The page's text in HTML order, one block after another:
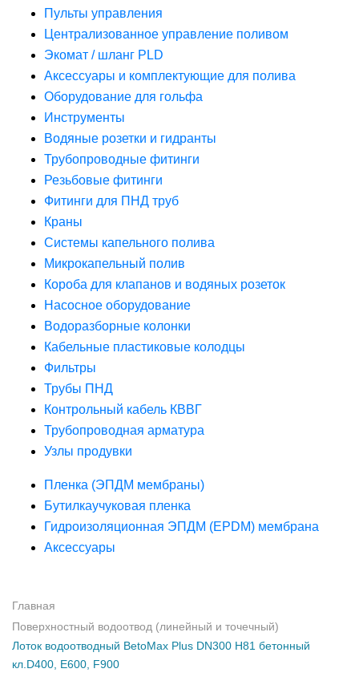
Пульты управления
Централизованное управление поливом
Экомат / шланг PLD
Аксессуары и комплектующие для полива
Оборудование для гольфа
Инструменты
Водяные розетки и гидранты
Трубопроводные фитинги
Резьбовые фитинги
Фитинги для ПНД труб
Краны
Системы капельного полива
Микрокапельный полив
Короба для клапанов и водяных розеток
Насосное оборудование
Водоразборные колонки
Кабельные пластиковые колодцы
Фильтры
Трубы ПНД
Контрольный кабель КВВГ
Трубопроводная арматура
Узлы продувки
Пленка (ЭПДМ мембраны)
Бутилкаучуковая пленка
Гидроизоляционная ЭПДМ (EPDM) мембрана
Аксессуары
Главная
Поверхностный водоотвод (линейный и точечный)
Лоток водоотводный BetoMax Plus DN300 H81 бетонный
кл.D400, E600, F900